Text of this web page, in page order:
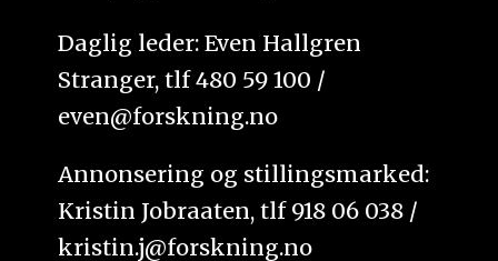
Daglig leder: Even Hallgren
Stranger, tlf 480 59 100 /
even@forskning.no
Annonsering og stillingsmarked:
Kristin Jobraaten, tlf 918 06 038 /
kristin.j@forskning.no